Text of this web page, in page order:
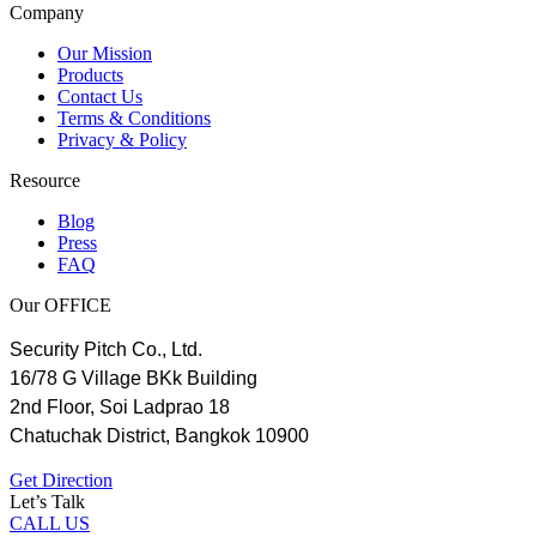
Company
Our Mission
Products
Contact Us
Terms & Conditions
Privacy & Policy
Resource
Blog
Press
FAQ
Our OFFICE
Security Pitch Co., Ltd.
16/78 G Village BKk Building
2nd Floor, Soi Ladprao 18
Chatuchak District, Bangkok 10900
Get Direction
Let’s Talk
CALL US